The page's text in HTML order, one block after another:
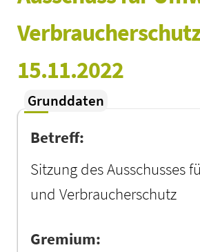
15.11.2022
Grunddaten
Betreff:
Sitzung des Ausschusses
und Verbraucherschutz
Gremium: